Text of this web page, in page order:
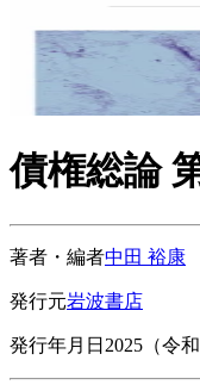
債権総論
著者・編者中田 裕康
発行元岩波書店
発行年月日 2025（令